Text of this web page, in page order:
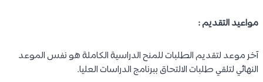
مواعيد التقديم :
آخر موعد لتقديم الطلبات للمنح الدراسية الكاملة هو نفس الموعد
النهائي لتلقي طلبات الالتحاق ببرنامج الدراسات العليا.